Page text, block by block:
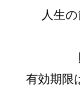
人生
有効期限